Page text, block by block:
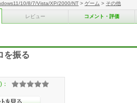
10/8/7/Vista/XP/2000/NT > ゲーム > その他
レビュー コメント・評価
を振る
：